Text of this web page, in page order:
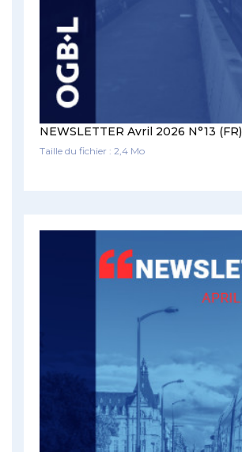
NEWSLETTER Avril 2026 N°13 (FR)
Taille du fichier : 2,4 Mo